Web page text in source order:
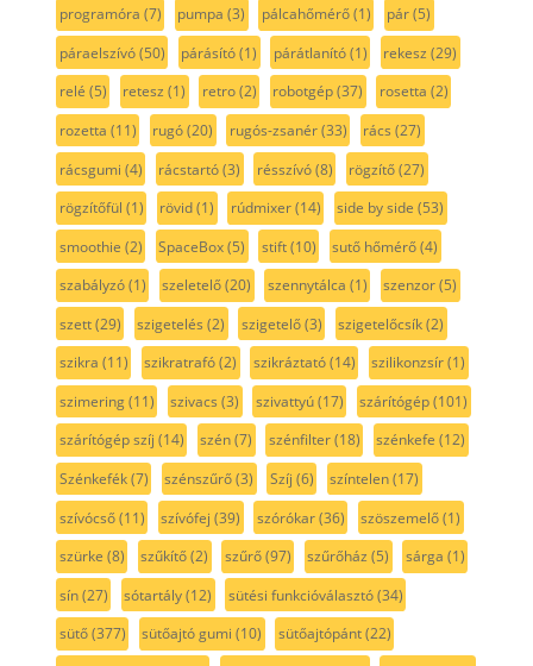
programóra (7) pumpa (3) pálcahőmérő(1) pár(5)
páraelszívó(50) párásító(1) párátlanító(1) rekesz (29)
relé (5) retesz (1) retro(2) robotgép(37) rosetta (2)
rozetta (11) rugó(20) rugós-zsanér(33) rács (27)
rácsgumi (4) rácstartó(3) résszívó(8) rögzítő(27)
rögzítőfül (1) rövid(1) rúdmixer(14) side by side (53)
smoothie (2) SpaceBox(5) stift(10) sutő hőmérő(4)
szabályzó(1) szeletelő(20) szennytálca (1) szenzor(5)
szett(29) szigetelés (2) szigetelő(3) szigetelőcsík(2)
szikra (11) szikratrafó(2) szikráztató(14) szilikonzsír(1)
szimering(11) szivacs (3) szivattyú(17) szárítógép(101)
szárítógép szíj (14) szén(7) szénfilter(18) szénkefe (12)
Szénkefék(7) szénszűrő(3) Szíj (6) színtelen(17)
szívócső(11) szívófej (39) szórókar(36) szöszemelő(1)
szürke (8) szűkítő(2) szűrő(97) szűrőház (5) sárga (1)
sín(27) sótartály(12) sütési funkcióválasztó(34)
sütő(377) sütőajtó gumi (10) sütőajtópánt(22)